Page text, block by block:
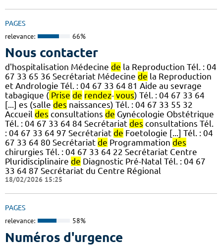
PAGES
relevance: 66%
Nous contacter
d'hospitalisation Médecine de la Reproduction Tél. : 04
67 33 65 36 Secrétariat Médecine de la Reproduction
et Andrologie Tél. : 04 67 33 64 81 Aide au sevrage
tabagique ( Prise de rendez- vous) Tél. : 04 67 33 64
[...] es (salle des naissances) Tél. : 04 67 33 55 32
Accueil des consultations de Gynécologie Obstétrique
Tél. : 04 67 33 64 84 Secrétariat des consultations Tél.
: 04 67 33 64 97 Secrétariat de Foetologie [...] Tél. : 04
67 33 64 80 Secrétariat de Programmation des
chirurgies Tél. : 04 67 33 64 22 Secrétariat Centre
Pluridisciplinaire de Diagnostic Pré-Natal Tél. : 04 67
33 64 87 Secrétariat du Centre Régional
18/02/2026 15:25
PAGES
relevance: 58%
Numéros d'urgence